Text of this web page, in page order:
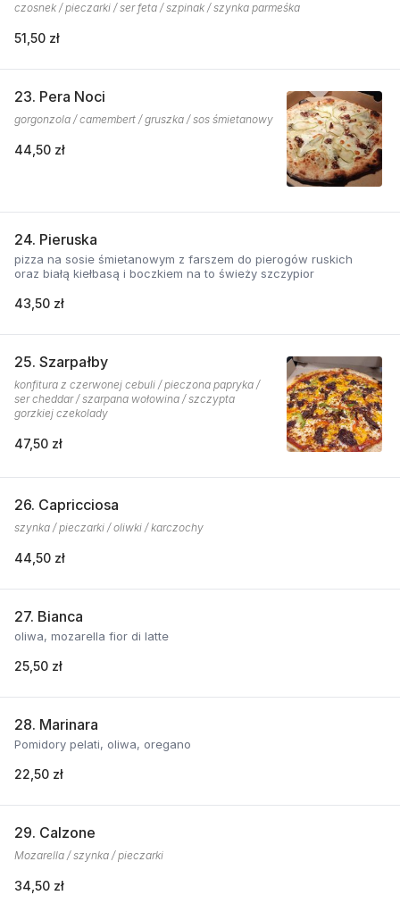
czosnek / pieczarki / ser feta / szpinak / szynka parmeśka
51,50 zł
23. Pera Noci
gorgonzola / camembert / gruszka / sos śmietanowy
44,50 zł
24. Pieruska
pizza na sosie śmietanowym z farszem do pierogów ruskich
oraz białą kiełbasą i boczkiem na to świeży szczypior
43,50 zł
25. Szarpałby
konfitura z czerwonej cebuli / pieczona papryka /
ser cheddar / szarpana wołowina / szczypta
gorzkiej czekolady
47,50 zł
26. Capricciosa
szynka / pieczarki / oliwki / karczochy
44,50 zł
27. Bianca
oliwa, mozarella fior di latte
25,50 zł
28. Marinara
Pomidory pelati, oliwa, oregano
22,50 zł
29. Calzone
Mozarella / szynka / pieczarki
34,50 zł